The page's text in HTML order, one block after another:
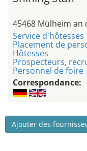
45468 Mülheim an
Service d'hôtesses
Placement de
Hôtesses
Prospecteurs,
Personnel de foire
Correspondance:
Ajouter des